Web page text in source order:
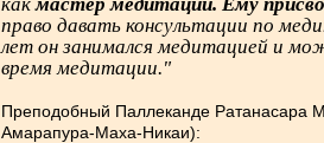
право давать консультации по
лет он занимался медитацией и
время медитации."
Преподобный Паллеканде Ратанасара
Амарапура-Маха-Никаи):